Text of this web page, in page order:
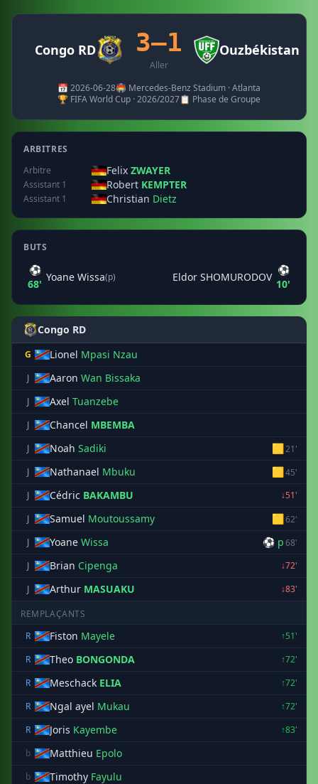
Congo RD 3–1
Aller
Ouzbékistan
📅 2026-06-28🏟️ Mercedes-Benz Stadium · Atlanta
🏆 FIFA World Cup · 2026/2027📋 Phase de Groupe
ARBITRES
Arbitre
Felix ZWAYER
Assistant 1 Robert KEMPTER
Assistant 1 Christian Dietz
BUTS
⚽
68'
Yoane Wissa(p) Eldor SHOMURODOV
⚽
10'
Congo RD
G Lionel Mpasi Nzau
J Aaron Wan Bissaka
J Axel Tuanzebe
J Chancel MBEMBA
J Noah Sadiki 🟨21'
J
Nathanael Mbuku 🟨45'
J
Cédric BAKAMBU
↓51'
J
Samuel Moutoussamy 🟨62'
J
Yoane Wissa ⚽ p68'
J
Brian Cipenga
↓72'
J
Arthur MASUAKU ↓83'
REMPLAÇANTS
R
Fiston Mayele
↑51'
R
Theo BONGONDA
↑72'
R
Meschack ELIA
↑72'
R
Ngal ayel Mukau
↑72'
R
Joris Kayembe
↑83'
b
Matthieu Epolo
b Timothy Fayulu